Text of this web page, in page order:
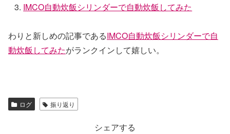
IMCO自動炊飯シリンダーで自動炊飯してみた
わりと新しめの記事であるIMCO自動炊飯シリンダーで自
動炊飯してみたがランクインして嬉しい。
ログ 振り返り
シェアする